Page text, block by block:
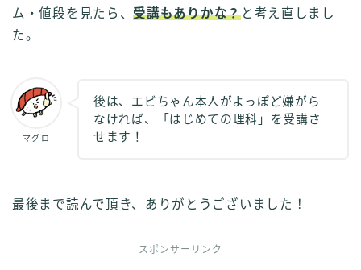
ム・値段を見たら、受講もありかな？と考え直しまし
た。
マグロ
後は、エビちゃん本人がよっぽど嫌がら
なければ、「はじめての理科」を受講さ
せます！
最後まで読んで頂き、ありがとうございました！
スポンサーリンク